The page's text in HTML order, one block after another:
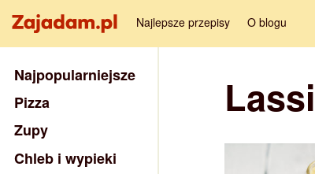
Najlepsze przepisy O blogu
Lassi
Najpopularniejsze
Pizza
Zupy
Chleb i wypieki